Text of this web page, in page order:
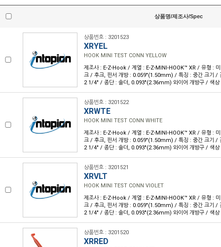
상품명/제조사/Spec
상품번호 : 3201523
XRYEL
HOOK MINI TEST CONN YELLOW
제조사 : E-Z-Hook / 계열 : E-Z-MINI-HOOK™ XR / 유형 :
크 / 후크, 핀서 개방 : 0.059"(1.50mm) / 특징 : 중간 크기
2 1/4" / 종단 : 솔더, 0.093"(2.36mm) 와이어 개방구 / 색상
상품번호 : 3201522
XRWTE
HOOK MINI TEST CONN WHITE
제조사 : E-Z-Hook / 계열 : E-Z-MINI-HOOK™ XR / 유형 :
크 / 후크, 핀서 개방 : 0.059"(1.50mm) / 특징 : 중간 크기
2 1/4" / 종단 : 솔더, 0.093"(2.36mm) 와이어 개방구 / 색상
상품번호 : 3201521
XRVLT
HOOK MINI TEST CONN VIOLET
제조사 : E-Z-Hook / 계열 : E-Z-MINI-HOOK™ XR / 유형 :
크 / 후크, 핀서 개방 : 0.059"(1.50mm) / 특징 : 중간 크기
2 1/4" / 종단 : 솔더, 0.093"(2.36mm) 와이어 개방구 / 색상
상품번호 : 3201520
XRRED